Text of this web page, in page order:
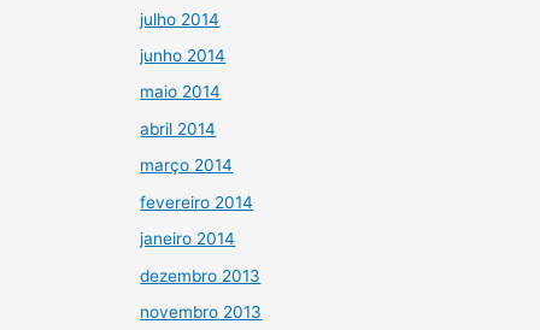
julho 2014
junho 2014
maio 2014
abril 2014
março 2014
fevereiro 2014
janeiro 2014
dezembro 2013
novembro 2013